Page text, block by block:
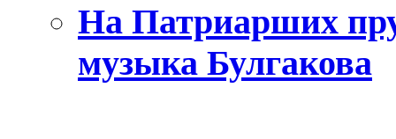
На Патриарших
музыка Булгакова